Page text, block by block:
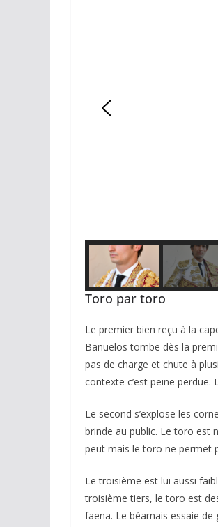
Toro par toro
Le premier bien reçu à la
Bañuelos tombe dès la
pas de charge et chute à
contexte c’est peine
Le second s’explose les
brinde au public. Le toro est
peut mais le toro ne permet
Le troisième est lui aussi
troisième tiers, le toro est
faena. Le béarnais essaie